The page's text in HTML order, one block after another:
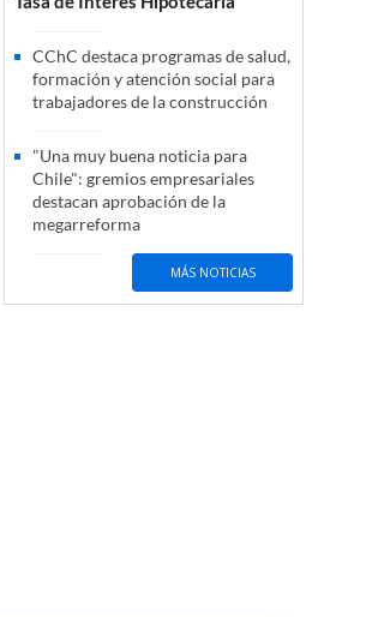
CChC destaca programas de salud,
formación y atención social para
trabajadores de la construcción
"Una muy buena noticia para
Chile": gremios empresariales
destacan aprobación de la
megarreforma
MÁS NOTICIAS